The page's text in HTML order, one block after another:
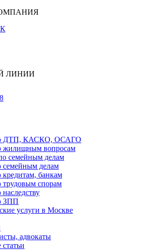
ЛИНИИ
ДТП, КАСКО, ОСАГО
жилищным вопросам
семейным делам
делам
банкам
спорам
ЗПП
услуги в Москве
адвокаты